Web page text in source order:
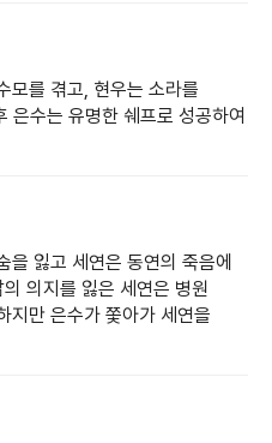
모를 겪고, 현우는 소라를
은수는 유명한 쉐프로 성공하여
을 잃고 세연은 동연의 죽음에
의지를 잃은 세연은 병원
지만 은수가 쫓아가 세연을